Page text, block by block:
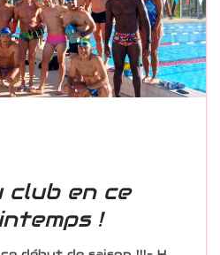
club en ce
!